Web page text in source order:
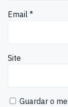
Email *
Site
Guardar o